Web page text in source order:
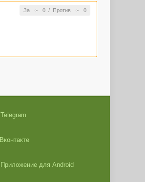
За 0/ Против 0
Telegram
Вконтакте
Приложение для Android